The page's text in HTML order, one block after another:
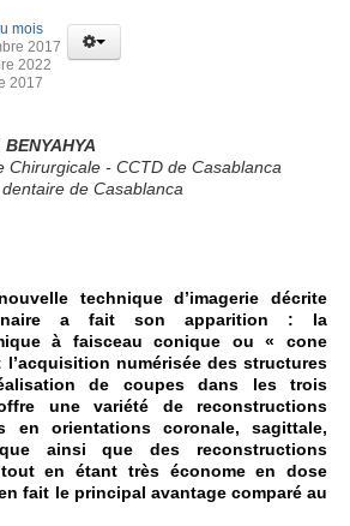
mois
2017
2022
2017
Chirurgicale - CCTD de Casablanca
de Casablanca
technique d’imagerie décrite
a fait son apparition : la
à faisceau conique ou « cone
l’acquisition numérisée des structures
de coupes dans les trois
une variété de reconstructions
en orientations coronale, sagittale,
ainsi que des reconstructions
en étant très économe en dose
fait le principal avantage comparé au